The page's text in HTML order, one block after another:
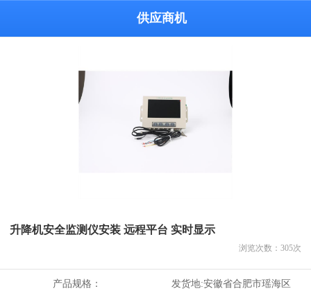
供应商机
升降机安全监测仪安装 远程平台 实时显示
浏览次数： 305次
产品规格： 发货地:安徽省合肥市瑶海区